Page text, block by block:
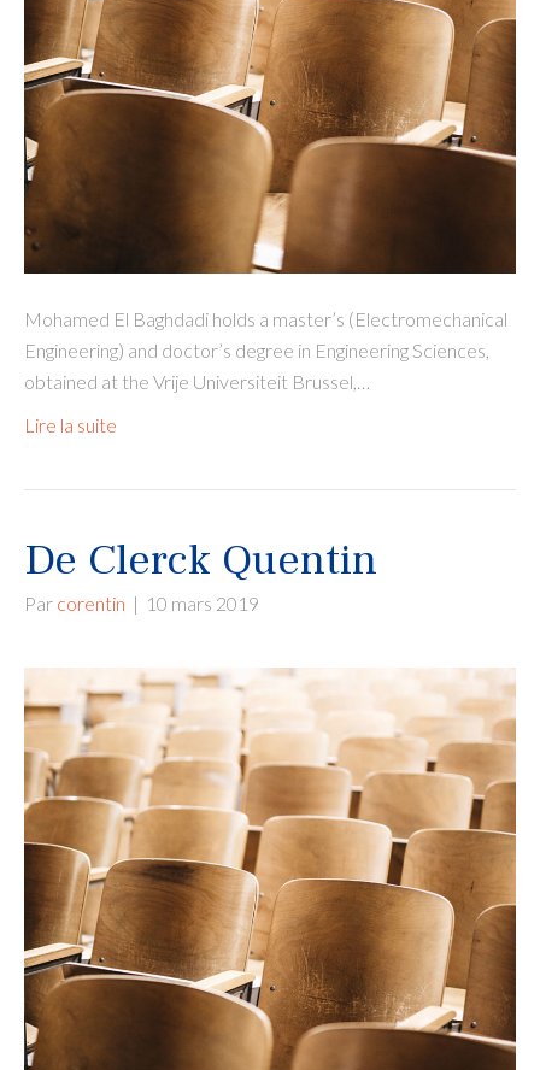
Mohamed El Baghdadi holds a master’s (Electromechanical
Engineering) and doctor’s degree in Engineering Sciences,
obtained at the Vrije Universiteit Brussel,…
Lire la suite
De Clerck Quentin
Par corentin | 10 mars 2019